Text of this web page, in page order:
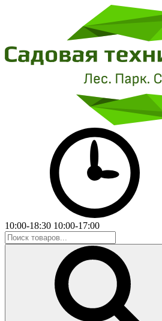
10:00-18:30 10:00-17:00